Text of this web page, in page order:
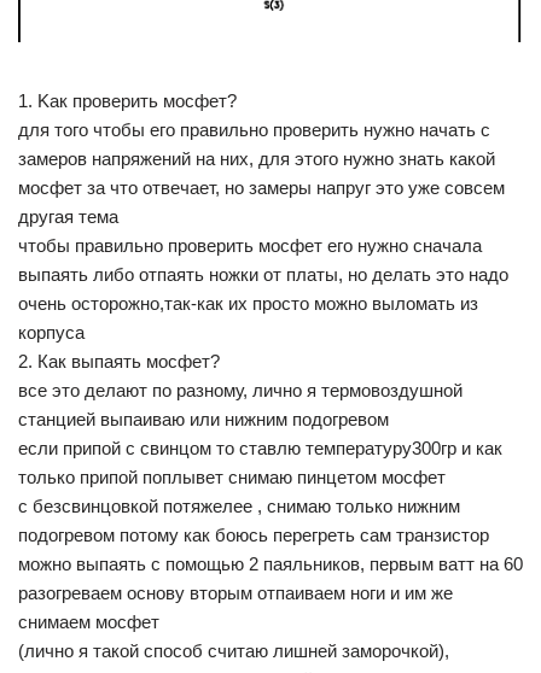
1. Kак проверить мосфет?
для того чтобы его правильно проверить нужно начать с
замеров напряжений на них, для этого нужно знать какой
мосфет за что отвечает, но замеры напруг это уже совсем
другая тема
чтобы правильно проверить мосфет его нужно сначала
выпаять либо отпаять ножки от платы, но делать это надо
очень осторожно,так-как их просто можно выломать из
корпуса
2. Как выпаять мосфет?
все это делают по разному, лично я термовоздушной
станцией выпаиваю или нижним подогревом
если припой с свинцом то ставлю температуру300гр и как
только припой поплывет снимаю пинцетом мосфет
с безсвинцовкой потяжелее , снимаю только нижним
подогревом потому как боюсь перегреть сам транзистор
можно выпаять с помощью 2 паяльников, первым ватт на 60
разогреваем основу вторым отпаиваем ноги и им же
снимаем мосфет
(лично я такой способ считаю лишней заморочкой),